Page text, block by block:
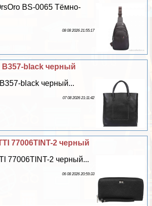
BS-0065 Тёмно-
08 08 2026 21:55:17
B357-black черный
black черный...
07 08 2026 21:11:42
77006TINT-2 черный
77006TINT-2 черный...
06 08 2026 20:59:33